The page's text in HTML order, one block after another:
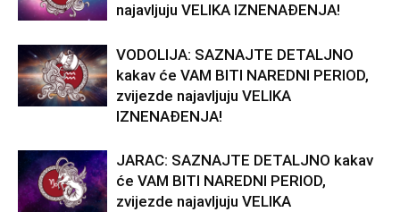
najavljuju VELIKA IZNENAĐENJA!
VODOLIJA: SAZNAJTE DETALJNO
kakav će VAM BITI NAREDNI PERIOD,
zvijezde najavljuju VELIKA
IZNENAĐENJA!
JARAC: SAZNAJTE DETALJNO kakav
će VAM BITI NAREDNI PERIOD,
zvijezde najavljuju VELIKA